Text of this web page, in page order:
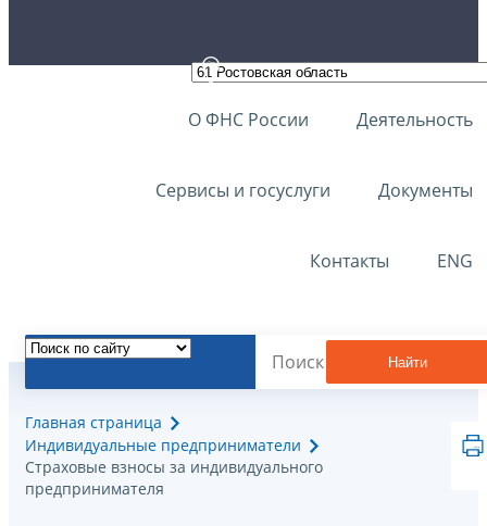
О ФНС России Деятельность
Сервисы и госуслуги Документы
Контакты ENG
Найти
Главная страница
Индивидуальные предприниматели
Страховые взносы за индивидуального
предпринимателя